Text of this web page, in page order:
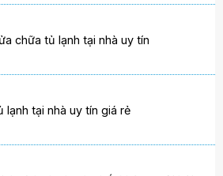
chữa tủ lạnh tại nhà uy tín
lạnh tại nhà uy tín giá rẻ